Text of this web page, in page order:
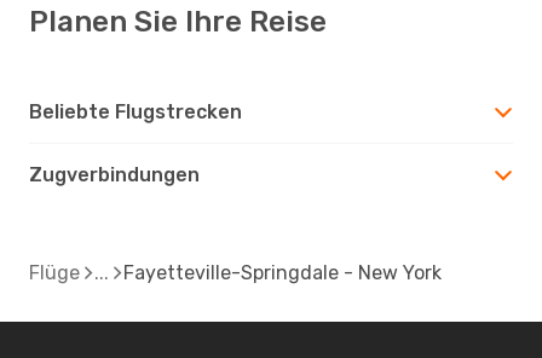
Planen Sie Ihre Reise
Beliebte Flugstrecken
Zugverbindungen
Flüge Fayetteville-Springdale - New York